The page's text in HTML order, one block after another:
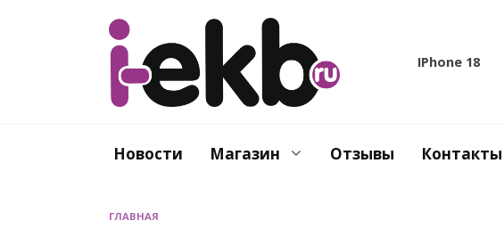
IPhone 18
Новости Магазин Отзывы Контакты
ГЛАВНАЯ